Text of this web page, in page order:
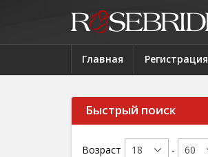
Главная Регистрация
Быстрый поиск
Возраст -